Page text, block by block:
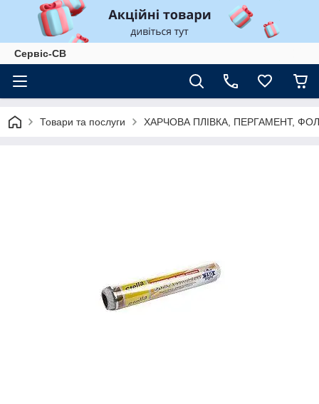
Сервіс-СВ
Товари та послуги ХАРЧОВА ПЛІВКА, ПЕРГАМЕНТ,